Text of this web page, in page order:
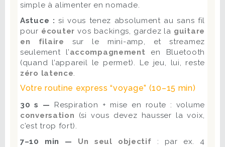
simple à alimenter en nomade.
Astuce :si vous tenez absolument au sans fil
pour écouter vos backings, gardez la guitare
en filaire sur le mini-amp, et streamez
seulement l’accompagnement en Bluetooth
(quand l’appareil le permet). Le jeu, lui, reste
zéro latence.
Votre routine express “voyage” (10–15 min)
30 s —
Respiration + mise en route : volume
conversation (si vous devez hausser la voix,
c’est trop fort).
7–10 min — Un seul objectif : par ex. 4